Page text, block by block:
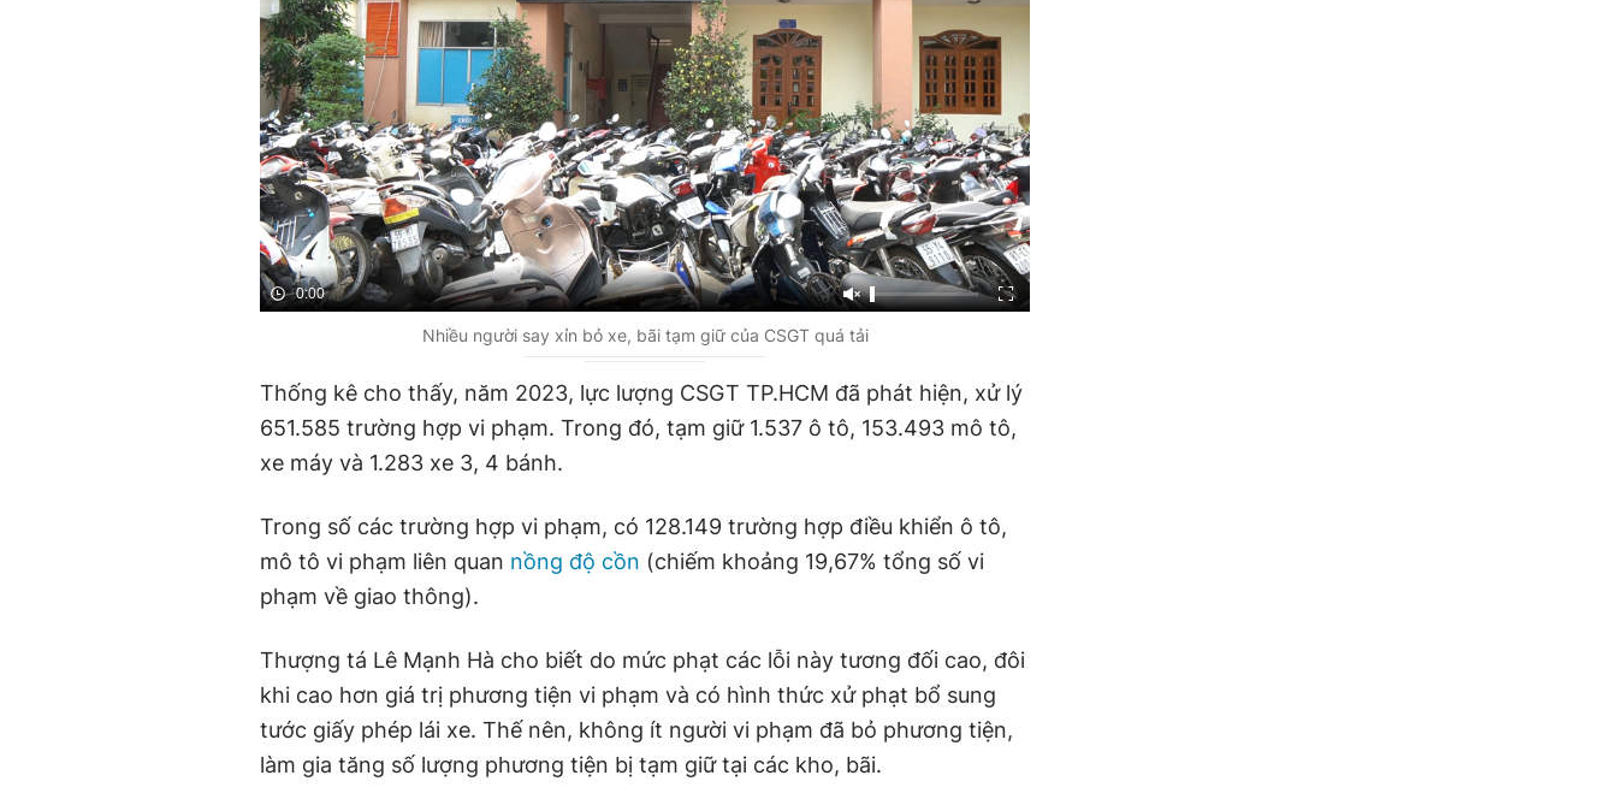
0:00
Nhiều người say xỉn bỏ xe, bãi tạm giữ của CSGT quá tải
Thống kê cho thấy, năm 2023, lực lượng CSGT TP.HCM đã phát hiện, xử lý
651.585 trường hợp vi phạm. Trong đó, tạm giữ 1.537 ô tô, 153.493 mô tô,
xe máy và 1.283 xe 3, 4 bánh.
Trong số các trường hợp vi phạm, có 128.149 trường hợp điều khiển ô tô,
mô tô vi phạm liên quan nồng độ cồn (chiếm khoảng 19,67% tổng số vi
phạm về giao thông).
Thượng tá Lê Mạnh Hà cho biết do mức phạt các lỗi này tương đối cao, đôi
khi cao hơn giá trị phương tiện vi phạm và có hình thức xử phạt bổ sung
tước giấy phép lái xe. Thế nên, không ít người vi phạm đã bỏ phương tiện,
làm gia tăng số lượng phương tiện bị tạm giữ tại các kho, bãi.